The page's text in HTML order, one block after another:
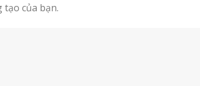
của bạn.